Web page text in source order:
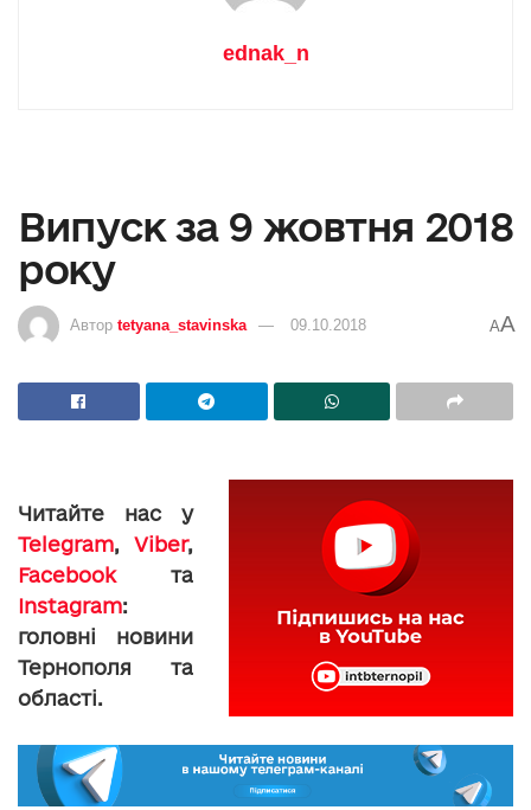
ednak_n
Випуск за 9 жовтня 2018
року
Автор tetyana_stavinska 09.10.2018 AA
Читайте нас у
Telegram, Viber,
Facebookта
Instagram:
головні новини
Тернополя та
області.